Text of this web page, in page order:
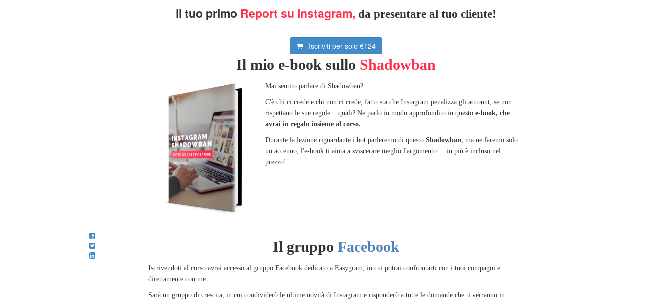
il tuo primo Report su Instagram, da presentare al tuo cliente!
Iscriviti per solo €124
Il mio e-book sullo Shadowban
Mai sentito parlare di Shadowban?
C'è chi ci crede e chi non ci crede, fatto sta che Instagram penalizza gli account, se non
rispettano le sue regole... quali? Ne parlo in modo approfondito in questo e-book, che
avrai in regalo insieme al corso.
Durante la lezione riguardante i bot parleremo di questo Shadowban, ma ne faremo solo
un accenno, l'e-book ti aiuta a sviscerare meglio l'argomento.... in più è incluso nel
prezzo!
Il gruppo Facebook
Iscrivendoti al corso avrai accesso al gruppo Facebook dedicato a Easygram, in cui potrai confrontarti con i tuoi compagni e
direttamente con me.
Sarà un gruppo di crescita, in cui condividerò le ultime novità di Instagram e risponderò a tutte le domande che ti verranno in